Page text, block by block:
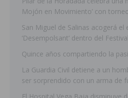
Mojón en Movimiento’ con
San Miguel de Salinas acogerá el
‘Desempolsant’ dentro del
Quince años compartiendo la
La Guardia Civil detiene a un
ser sorprendido con un arma de